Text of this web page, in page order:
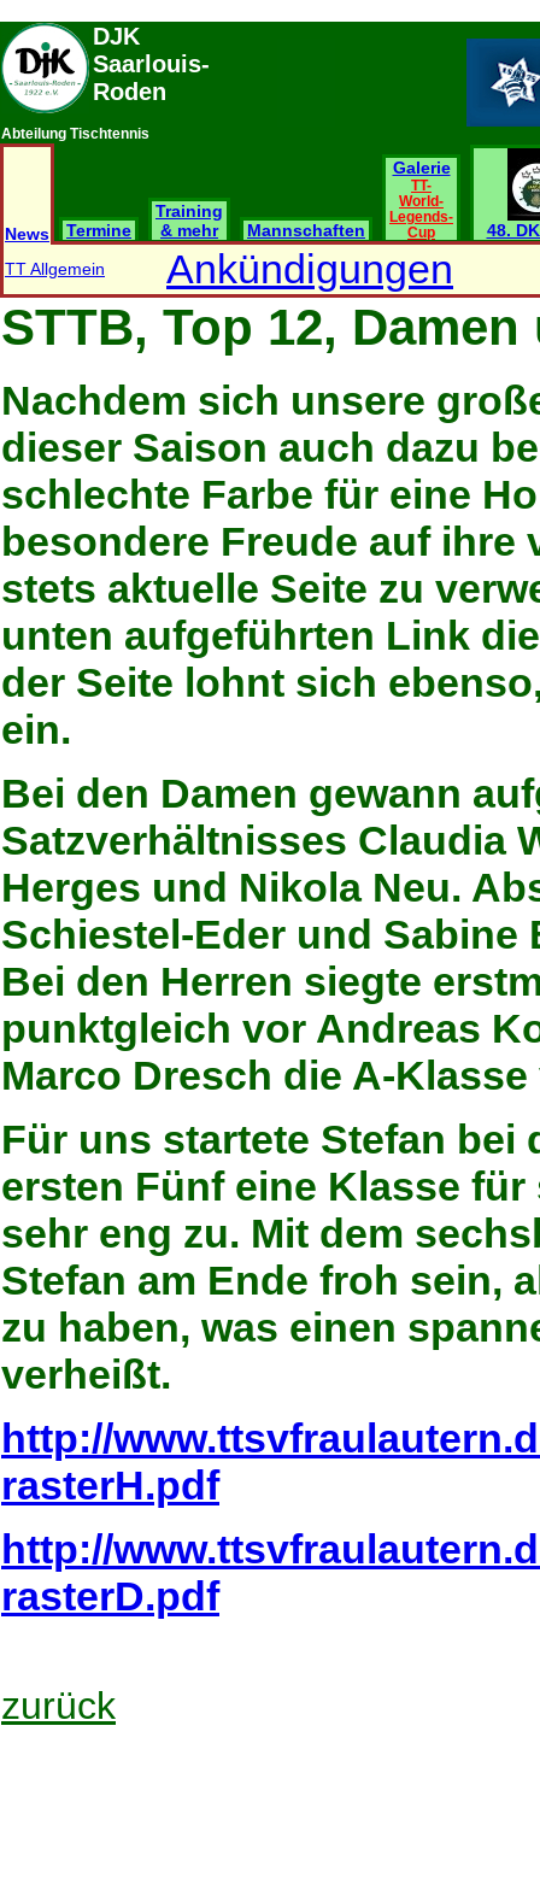
DJK
Saarlouis-
Roden
Abteilung Tischtennis
News Termine
Training
& mehr
Mannschaften
Galerie
TT-
World-
Legends-
Cup
48.
TT Allgemein
Ankündigungen
STTB, Top 12,
Nachdem sich unsere
dieser Saison auch dazu
schlechte Farbe für eine
besondere Freude auf
stets aktuelle Seite zu
unten aufgeführten Link
der Seite lohnt sich
ein.
Bei den Damen gewann
Satzverhältnisses Claudia
Herges und Nikola Neu.
Schiestel-Eder und Sabine
Bei den Herren siegte
punktgleich vor Andreas
Marco Dresch die A-
Für uns startete Stefan bei
ersten Fünf eine Klasse
sehr eng zu. Mit dem
Stefan am Ende froh sein,
zu haben, was einen
verheißt.
http://
rasterH.pdf
http://
rasterD.pdf
zurück